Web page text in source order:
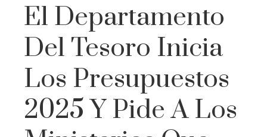
El Departamento
Del Tesoro Inicia
Los Presupuestos
2025 Y Pide A Los